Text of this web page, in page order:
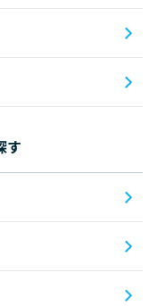
す